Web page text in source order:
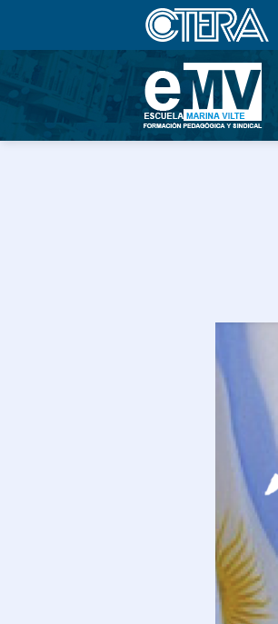
contenido